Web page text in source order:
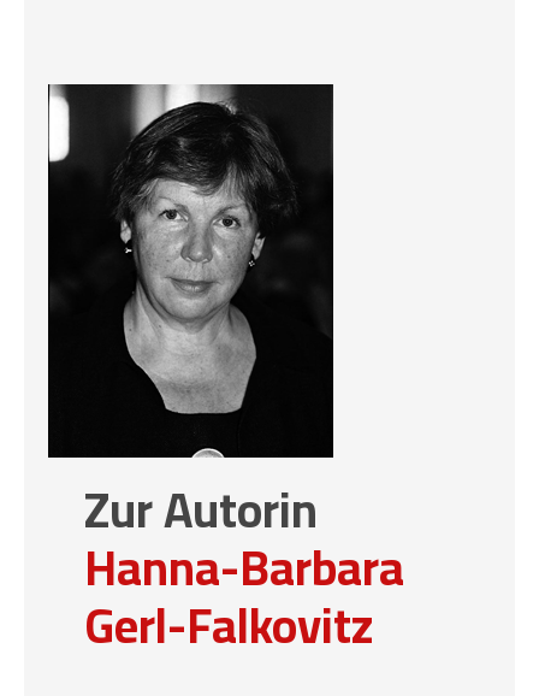
Zur Autorin
Hanna-Barbara
Gerl-Falkovitz